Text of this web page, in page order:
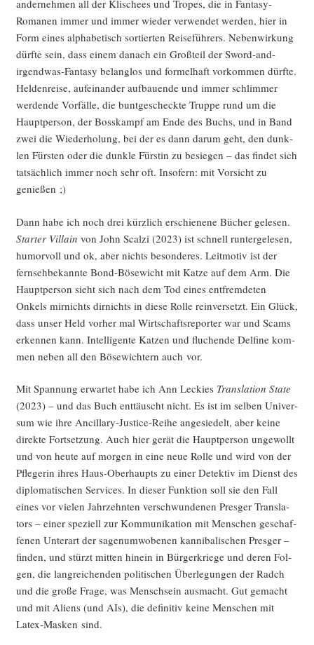
an­der­neh­men all der Kli­schees und Tro­pes, die in Fan­ta­sy-
Roma­nen immer und immer wie­der ver­wen­det wer­den, hier in
Form eines alpha­be­tisch sor­tier­ten Rei­se­füh­rers. Neben­wir­kung
dürf­te sein, dass einem danach ein Groß­teil der Sword-and-
irgend­was-Fan­ta­sy belang­los und for­mel­haft vor­kom­men dürf­te.
Hel­den­rei­se, auf­ein­an­der auf­bau­en­de und immer schlim­mer
wer­den­de Vor­fäl­le, die bunt­ge­scheck­te Trup­pe rund um die
Haupt­per­son, der Boss­kampf am Ende des Buchs, und in Band
zwei die Wie­der­ho­lung, bei der es dann dar­um geht, den dunk­
len Fürs­ten oder die dunk­le Fürs­tin zu besie­gen – das fin­det sich
tat­säch­lich immer noch sehr oft. Inso­fern: mit Vor­sicht zu
genießen ;)
Dann habe ich noch drei kürz­lich erschie­ne­ne Bücher gele­sen.
Star­ter Vil­lain von John Scal­zi (2023) ist schnell run­ter­ge­le­sen,
humor­voll und ok, aber nichts beson­de­res. Leit­mo­tiv ist der
fern­seh­be­kann­te Bond-Böse­wicht mit Kat­ze auf dem Arm. Die
Haupt­per­son sieht sich nach dem Tod eines ent­frem­de­ten
Onkels mir­nichts dir­nichts in die­se Rol­le rein­ver­setzt. Ein Glück,
dass unser Held vor­her mal Wirt­schafts­re­por­ter war und Scams
erken­nen kann. Intel­li­gen­te Kat­zen und flu­chen­de Del­fi­ne kom­
men neben all den Böse­wich­tern auch vor.
Mit Span­nung erwar­tet habe ich Ann Leckies Trans­la­ti­on Sta­te
(2023) – und das Buch ent­täuscht nicht. Es ist im sel­ben Uni­ver­
sum wie ihre Ancil­la­ry-Jus­ti­ce-Rei­he ange­sie­delt, aber kei­ne
direk­te Fort­set­zung. Auch hier gerät die Haupt­per­son unge­wollt
und von heu­te auf mor­gen in eine neue Rol­le und wird von der
Pfle­ge­rin ihres Haus-Ober­haupts zu einer Detek­tiv im Dienst des
diplo­ma­ti­schen Ser­vices. In die­ser Funk­ti­on soll sie den Fall
eines vor vie­len Jahr­zehn­ten ver­schwun­de­nen Pres­ger Trans­la­
tors – einer spe­zi­ell zur Kom­mu­ni­ka­ti­on mit Men­schen geschaf­
fe­nen Unter­art der sagen­um­wo­be­nen kan­ni­ba­li­schen Pres­ger –
fin­den, und stürzt mit­ten hin­ein in Bür­ger­krie­ge und deren Fol­
gen, die lang­rei­chen­den poli­ti­schen Über­le­gun­gen der Rad­ch
und die gro­ße Fra­ge, was Mensch­sein aus­macht. Gut gemacht
und mit Ali­ens (und AIs), die defi­ni­tiv kei­ne Men­schen mit
Latex-Mas­ken sind.